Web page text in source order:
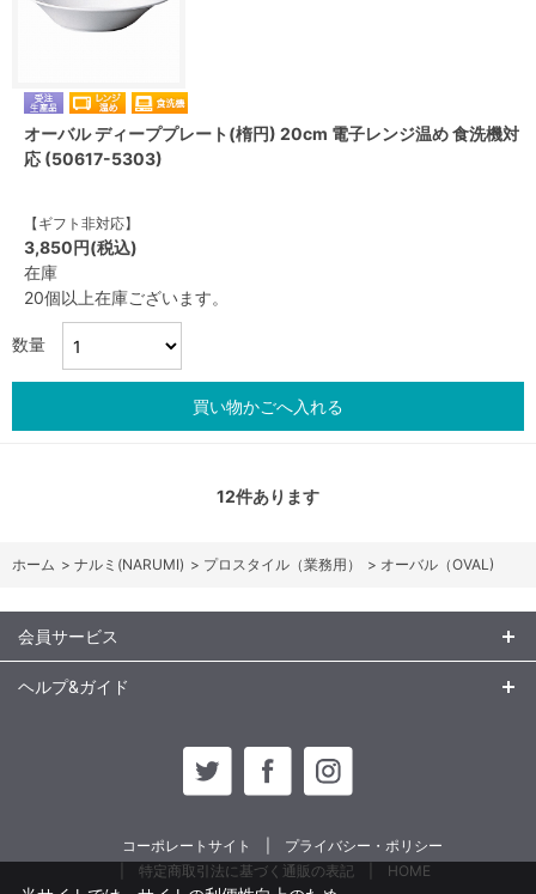
オーバル ディーププレート(楕円) 20cm 電子レンジ温め 食洗機対
応 (50617-5303)
【ギフト非対応】
3,850円(税込)
在庫
20個以上在庫ございます。
数量
買い物かごへ入れる
12件あります
ホーム > ナルミ(NARUMI) > プロスタイル（業務用） > オーバル（OVAL)
会員サービス
ヘルプ&ガイド
コーポレートサイト
プライバシー・ポリシー
特定商取引法に基づく通販の表記
HOME